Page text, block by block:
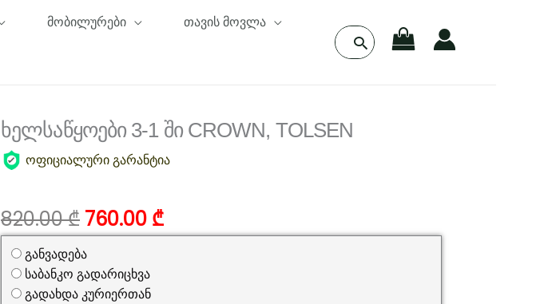
მობილურები თავის მოვლა
Search
for:
ხელსაწყოები 3-1 ში CROWN, TOLSEN
ოფიციალური გარანტია
820.00₾ Original
price
was:
820.00 ₾.
760.00 ₾Current
price
განვადება
საბანკო გადარიცხვა
გადახდა კურიერთან